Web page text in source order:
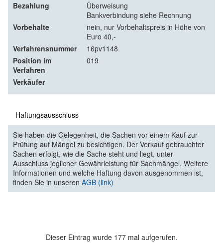
Bezahlung
Überweisung
Bankverbindung siehe Rechnung
Vorbehalte
nein, nur Vorbehaltspreis in Höhe von
Euro 40,-
Verfahrensnummer
16pv1148
Position im
Verfahren
019
Verkäufer
Haftungsausschluss
Sie haben die Gelegenheit, die Sachen vor einem Kauf zur
Prüfung auf Mängel zu besichtigen. Der Verkauf gebrauchter
Sachen erfolgt, wie die Sache steht und liegt, unter
Ausschluss jeglicher Gewährleistung für Sachmängel. Weitere
Informationen und welche Haftung davon ausgenommen ist,
finden Sie in unseren AGB (link)
Dieser Eintrag wurde 177 mal aufgerufen.